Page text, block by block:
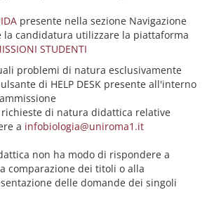
presente nella sezione Navigazione
la candidatura utilizzare la piattaforma
STUDENTI
problemi di natura esclusivamente
di HELP DESK presente all'interno
di natura didattica relative
a infobiologia@uniroma1.it
non ha modo di rispondere a
comparazione dei titoli o alla
delle domande dei singoli